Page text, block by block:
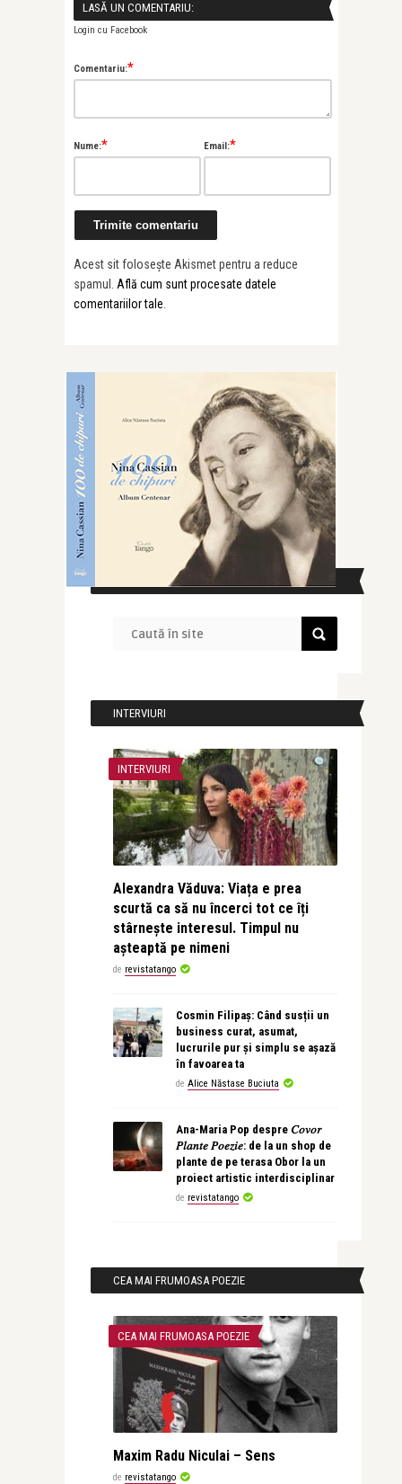
LASĂ UN COMENTARIU:
Login cu Facebook
Comentariu:*
Nume:* Email:*
Acest sit folosește Akismet pentru a reduce
spamul. Află cum sunt procesate datele
comentariilor tale
CAUTĂ ÎN SITE
INTERVIURI
INTERVIURI
Alexandra Văduva: Viața e prea
scurtă ca să nu încerci tot ce îți
stârnește interesul. Timpul nu
așteaptă pe nimeni
de revistatango
Cosmin Filipaș: Când susții un
business curat, asumat,
lucrurile pur și simplu se așază
în favoarea ta
de Alice Năstase Buciuta
Ana-Maria Pop despre 𝐶𝑜𝑣𝑜𝑟
𝑃𝑙𝑎𝑛𝑡𝑒 𝑃𝑜𝑒𝑧𝑖𝑒: de la un shop de
plante de pe terasa Obor la un
proiect artistic interdisciplinar
de revistatango
CEA MAI FRUMOASA POEZIE
CEA MAI FRUMOASA POEZIE
Maxim Radu Niculai – Sens
de revistatango